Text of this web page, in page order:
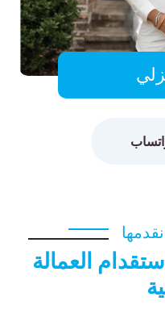
العمالة